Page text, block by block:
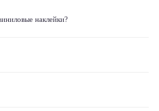
наклейки?